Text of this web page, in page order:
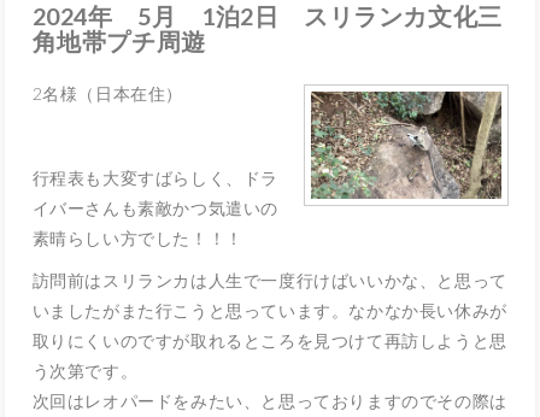
2024年 5月 1泊2日 スリランカ文化三
角地帯プチ周遊
2名様（日本在住）
行程表も大変すばらしく、ドラ
イバーさんも素敵かつ気遣いの
素晴らしい方でした！！！
訪問前はスリランカは人生で一度行けばいいかな、と思って
いましたがまた行こうと思っています。なかなか長い休みが
取りにくいのですが取れるところを見つけて再訪しようと思
う次第です。
次回はレオパードをみたい、と思っておりますのでその際は